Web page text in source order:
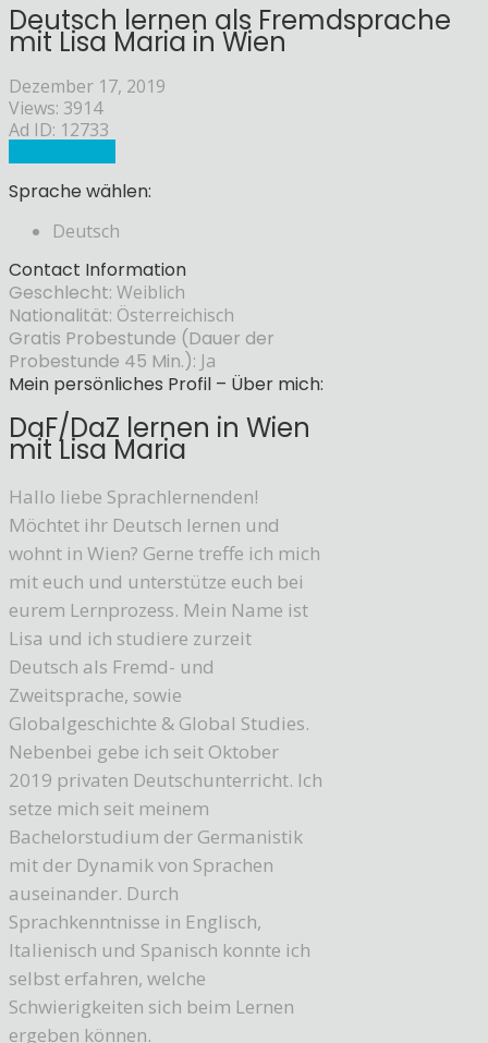
Deutsch lernen als Fremdsprache
mit Lisa Maria in Wien
Dezember 17, 2019
Views: 3914
Ad ID: 12733
Sprache wählen:
Deutsch
Contact Information
Geschlecht: Weiblich
Nationalität: Österreichisch
Gratis Probestunde (Dauer der
Probestunde 45 Min.): Ja
Mein persönliches Profil – Über mich:
DaF/DaZ lernen in Wien
mit Lisa Maria
Hallo liebe Sprachlernenden!
Möchtet ihr Deutsch lernen und
wohnt in Wien? Gerne treffe ich mich
mit euch und unterstütze euch bei
eurem Lernprozess. Mein Name ist
Lisa und ich studiere zurzeit
Deutsch als Fremd- und
Zweitsprache, sowie
Globalgeschichte & Global Studies.
Nebenbei gebe ich seit Oktober
2019 privaten Deutschunterricht. Ich
setze mich seit meinem
Bachelorstudium der Germanistik
mit der Dynamik von Sprachen
auseinander. Durch
Sprachkenntnisse in Englisch,
Italienisch und Spanisch konnte ich
selbst erfahren, welche
Schwierigkeiten sich beim Lernen
ergeben können.